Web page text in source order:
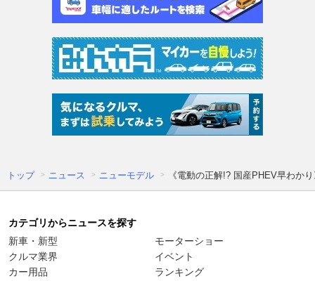
トップ ニュース ニューモデル 《電動の正解!? 国産PHEV早わか
カテゴリからニュースを探す
新車・新型
クルマ業界
カー用品
モーターショー
イベント
ランキング